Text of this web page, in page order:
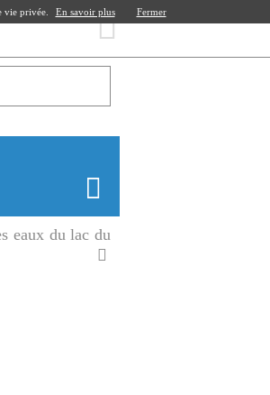
eaux du lac du
vie privée. En savoir plus Fermer